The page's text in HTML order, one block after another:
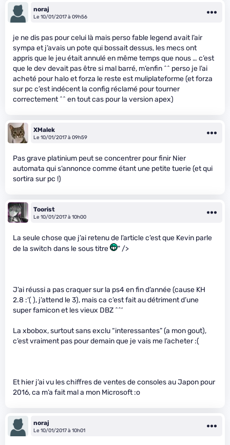
noraj
Le 10/01/2017 à 09h56
je ne dis pas pour celui là mais perso fable legend avait l’air
sympa et j’avais un pote qui bossait dessus, les mecs ont
appris que le jeu était annulé en même temps que nous … c’est
que le dev devait pas être si mal barré, m’enfin ^^ perso je l’ai
acheté pour halo et forza le reste est muliplateforme (et forza
sur pc c’est indécent la config réclamé pour tourner
correctement ^^ en tout cas pour la version apex)
XMalek
Le 10/01/2017 à 09h59
Pas grave platinium peut se concentrer pour finir Nier
automata qui s’annonce comme étant une petite tuerie (et qui
sortira sur pc !)
Toorist
Le 10/01/2017 à 10h00
La seule chose que j’ai retenu de l’article c’est que Kevin parle
de la switch dans le sous titre
" />
J’ai réussi a pas craquer sur la ps4 en fin d’année (cause KH
2.8 :‘( ), j’attend le 3), mais ca c’est fait au détriment d’une
super famicon et les vieux DBZ ^^’
La xbobox, surtout sans exclu “interessantes” (a mon gout),
c’est vraiment pas pour demain que je vais me l’acheter :(
Et hier j’ai vu les chiffres de ventes de consoles au Japon pour
2016, ca m’a fait mal a mon Microsoft :o
noraj
Le 10/01/2017 à 10h01